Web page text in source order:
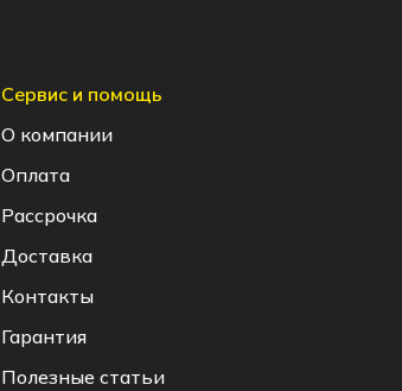
Сервис и помощь
О компании
Оплата
Рассрочка
Доставка
Контакты
Гарантия
Полезные статьи